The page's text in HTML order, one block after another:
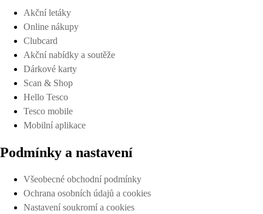
Akční letáky
Online nákupy
Clubcard
Akční nabídky a soutěže
Dárkové karty
Scan & Shop
Hello Tesco
Tesco mobile
Mobilní aplikace
Podmínky a nastavení
Všeobecné obchodní podmínky
Ochrana osobních údajů a cookies
Nastavení soukromí a cookies